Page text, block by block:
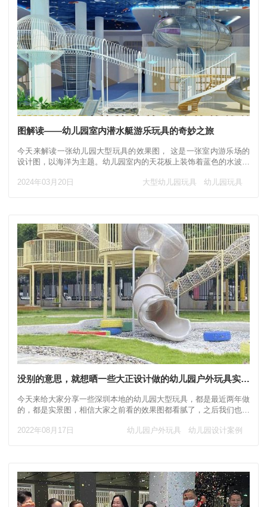
图解读——幼儿园室内潜水艇游乐玩具的奇妙之旅
今天来解读一张幼儿园大型玩具的效果图， 这是一张室内游乐场的
设计图，以海洋为主题。幼儿园室内的天花板上装饰着蓝色的水波纹
2024年03月20日
大型幼儿园玩具 幼儿园玩具
没别的意思，就想晒一些大正设计做的幼儿园户外玩具实拍图
今天来给大家分享一些深圳本地的幼儿园大型玩具，都是最近两年做
的，都是实景图，相信大家之前看的效果图都看腻了，之后我们也会
2022年08月17日
幼儿园户外玩具 幼儿园设计案例